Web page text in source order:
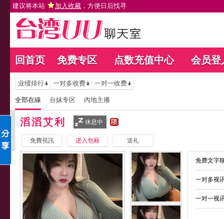
建议将本站 加入收藏 ，方便日后找寻
回首页 免费专区 点数充值中心 会员登
业绩排行 一对多收费 一对一收费
全部在線 台妹专区 內地主播
滔滔艾利 休息中
免費視訊 进入包厢 送礼
免费文字
一对多视
一对一视